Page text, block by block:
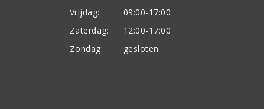
Vrijdag:
09:00-17:00
Zaterdag:
12:00-17:00
Zondag:
gesloten